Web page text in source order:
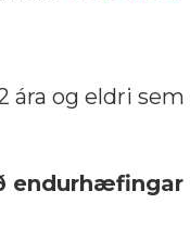
ára og eldri
endurhæfingar